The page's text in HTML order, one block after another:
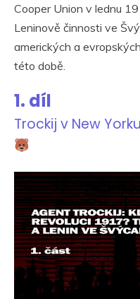
Cooper Union v lednu
Leninově činnosti ve
amerických a
této době.
1. díl
Trockij v New